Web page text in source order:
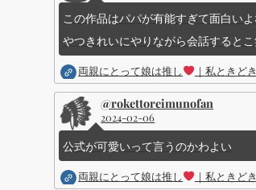
この作品はパパが有能すぎて面白い
やつきれいにやりながら会話すると
両親にとって娘は推し ｜私ときど
@rokettoreimunofan
2024-02-06
公式が可愛いって言うのかわよい
両親にとって娘は推し ｜私ときど